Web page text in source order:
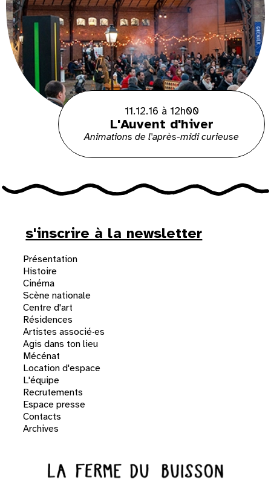
11.12.16 à 12h00
L'Auvent d'hiver
Animations de l'après-midi curieuse
s'inscrire à la newsletter
Présentation
Histoire
Cinéma
Scène nationale
Centre d'art
Résidences
Artistes associé·es
Agis dans ton lieu
Mécénat
Location d'espace
L'équipe
Recrutements
Espace presse
Contacts
Archives